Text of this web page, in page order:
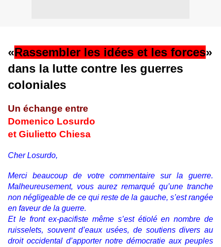
«Rassembler les idées et les forces»
dans la lutte contre les guerres
coloniales
Un échange entre
Domenico Losurdo
et Giulietto Chiesa
Cher Losurdo,
Merci beaucoup de votre commentaire sur la guerre.
Malheureusement, vous aurez remarqué qu’une tranche
non négligeable de ce qui reste de la gauche, s’est rangée
en faveur de la guerre.
Et le front ex-pacifiste même s’est étiolé en nombre de
ruisselets, souvent d’eaux usées, de soutiens divers au
droit occidental d’apporter notre démocratie aux peuples